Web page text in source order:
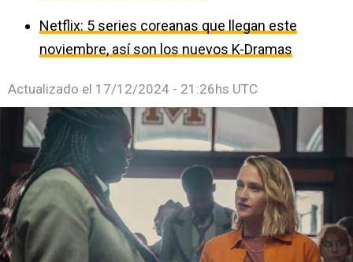
Netflix: 5 series coreanas que llegan este
noviembre, así son los nuevos K-Dramas
Actualizado el 17/12/2024 - 21:26hs UTC